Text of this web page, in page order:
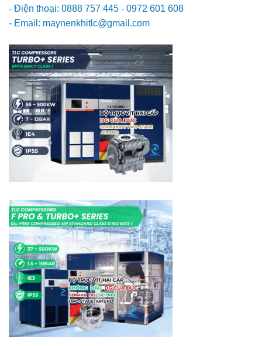
- Điện thoại: 0888 757 445 - 0972 601 608
- Email: maynenkhitlc@gmail.com